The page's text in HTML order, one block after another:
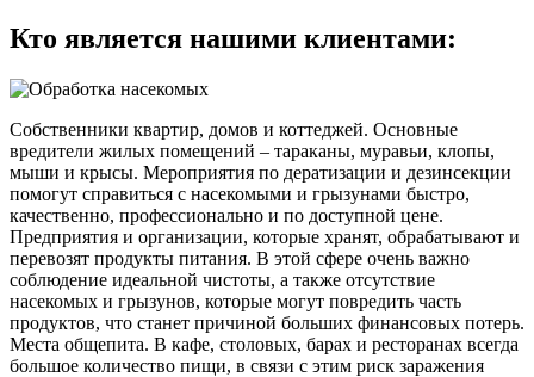
Кто является нашими клиентами:
Собственники квартир, домов и коттеджей. Основные
вредители жилых помещений – тараканы, муравьи, клопы,
мыши и крысы. Мероприятия по дератизации и дезинсекции
помогут справиться с насекомыми и грызунами быстро,
качественно, профессионально и по доступной цене.
Предприятия и организации, которые хранят, обрабатывают и
перевозят продукты питания. В этой сфере очень важно
соблюдение идеальной чистоты, а также отсутствие
насекомых и грызунов, которые могут повредить часть
продуктов, что станет причиной больших финансовых потерь.
Места общепита. В кафе, столовых, барах и ресторанах всегда
большое количество пищи, в связи с этим риск заражения